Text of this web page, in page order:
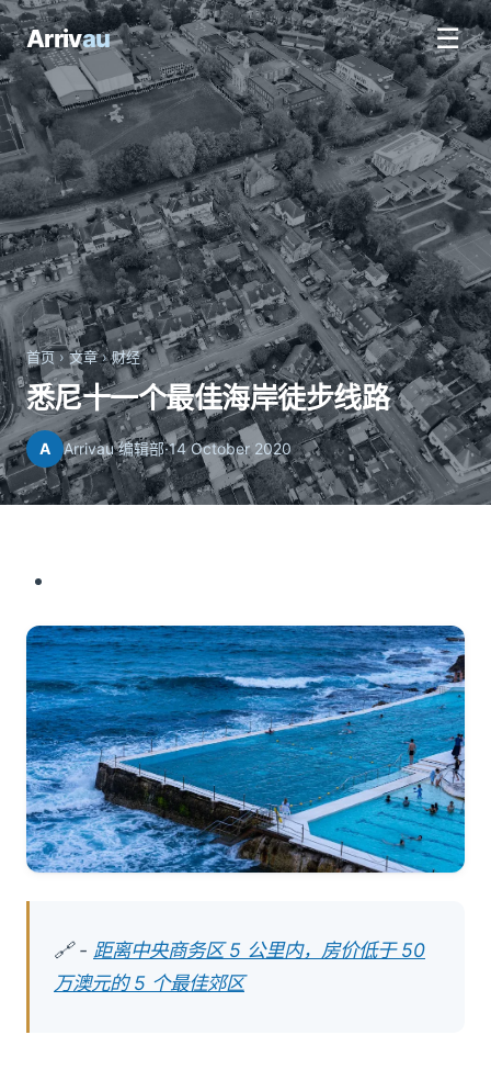
Arrivau ☰
首页›文章›财经
悉尼十一个最佳海岸徒步线路
A Arrivau 编辑部·14 October 2020
🔗 - 距离中央商务区 5 公里内，房价低于 50
万澳元的 5 个最佳郊区